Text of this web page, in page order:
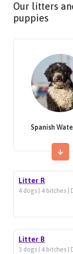
Our litters
puppies
Spanish
Litter R
4 dogs | 4 bitches |
Litter B
3 dogs | 4 bitches